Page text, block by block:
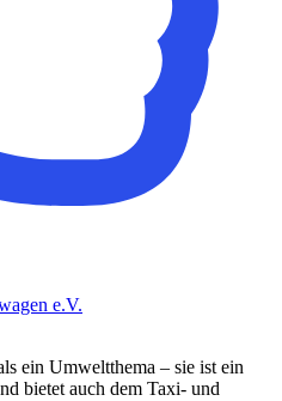
e.V.
ein Umweltthema – sie ist ein
bietet auch dem Taxi- und